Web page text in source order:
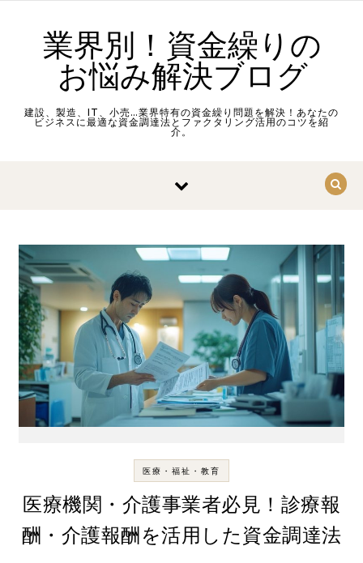
業界別！資金繰りの
お悩み解決ブログ
建設、製造、IT、小売…業界特有の資金繰り問題を解決！あなたの
ビジネスに最適な資金調達法とファクタリング活用のコツを紹
介。
医療・福祉・教育
医療機関・介護事業者必見！診療報
酬・介護報酬を活用した資金調達法